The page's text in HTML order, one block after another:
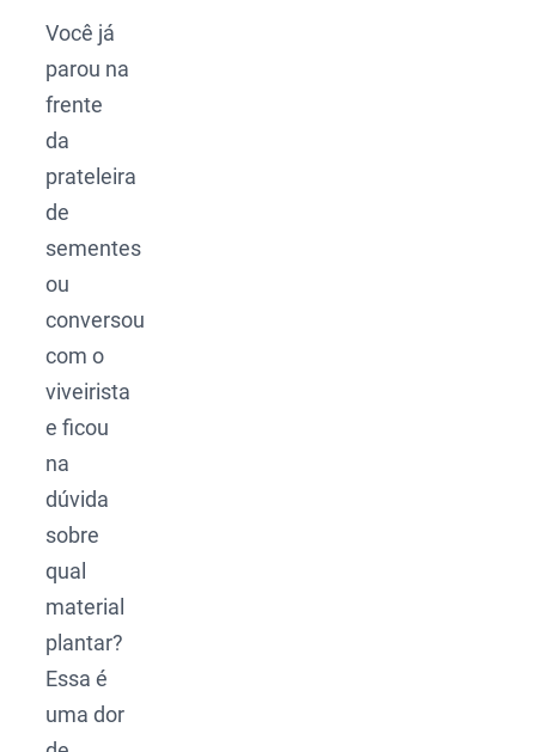
Você já
parou na
frente
da
prateleira
de
sementes
ou
conversou
com o
viveirista
e ficou
na
dúvida
sobre
qual
material
plantar?
Essa é
uma dor